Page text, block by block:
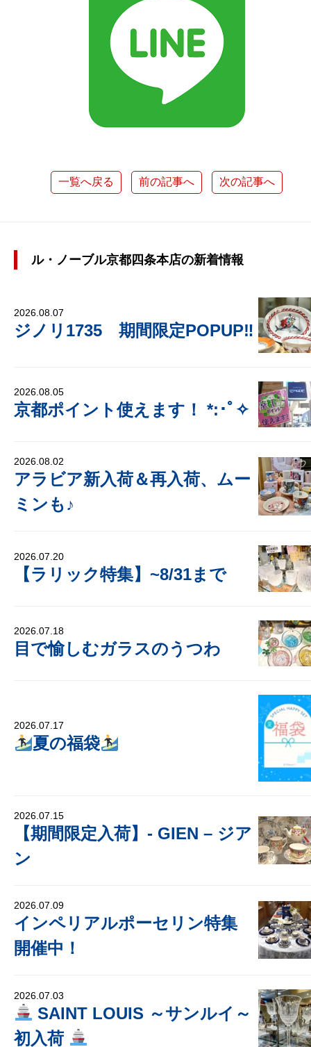
一覧へ戻る 前の記事へ 次の記事へ
ル・ノーブル京都四条本店の新着情報
2026.08.07
ジノリ1735 期間限定POPUP‼
2026.08.05
京都ポイント使えます！ *:･ﾟ✧
2026.08.02
アラビア新入荷＆再入荷、ムー
ミンも♪
2026.07.20
【ラリック特集】~8/31まで
2026.07.18
目で愉しむガラスのうつわ
2026.07.17
夏の福袋
2026.07.15
【期間限定入荷】- GIEN – ジア
ン
2026.07.09
インペリアルポーセリン特集
開催中！
2026.07.03
SAINT LOUIS ～サンルイ～
初入荷